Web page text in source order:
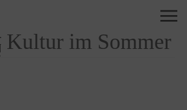
Kultur im Sommer